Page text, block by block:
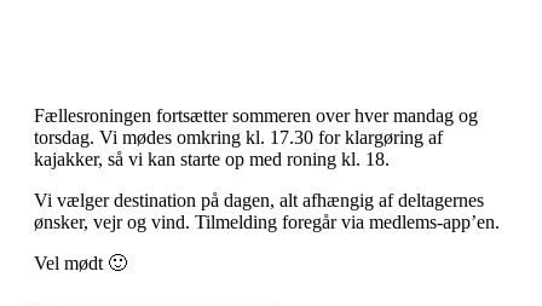
Fællesroningen fortsætter sommeren over hver mandag og
torsdag. Vi mødes omkring kl. 17.30 for klargøring af
kajakker, så vi kan starte op med roning kl. 18.
Vi vælger destination på dagen, alt afhængig af deltagernes
ønsker, vejr og vind. Tilmelding foregår via medlems-app’en.
Vel mødt 🙂